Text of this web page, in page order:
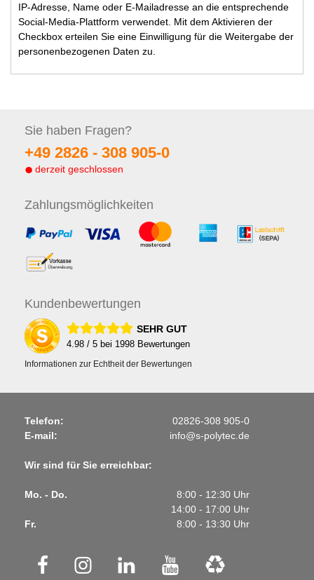
IP-Adresse, Name oder E-Mailadresse an die entsprechende
Social-Media-Plattform verwendet. Mit dem Aktivieren der
Checkbox erteilen Sie eine Einwilligung für die Weitergabe der
personenbezogenen Daten zu.
Sie haben Fragen?
+49 2826 - 308 905-0
derzeit geschlossen
Zahlungsmöglichkeiten
Kundenbewertungen
SEHR GUT
4.98 / 5 bei 1998 Bewertungen
Informationen zur Echtheit der Bewertungen
Telefon:
02826-308 905-0
E-mail:
info@s-polytec.de
Wir sind für Sie erreichbar:
Mo. - Do.
8:00 - 12:30 Uhr
14:00 - 17:00 Uhr
Fr.
8:00 - 13:30 Uhr